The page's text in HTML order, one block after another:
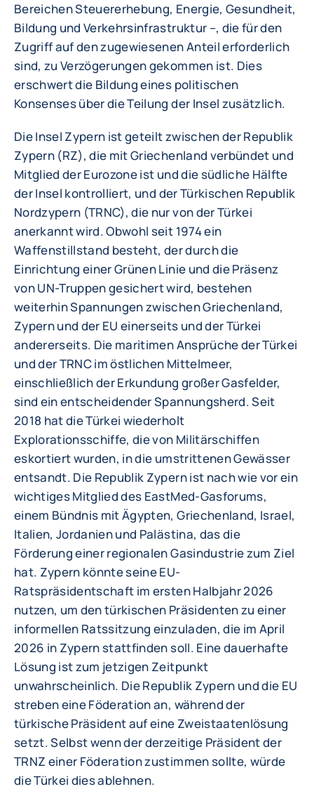
Bereichen Steuererhebung, Energie, Gesundheit,
Bildung und Verkehrsinfrastruktur –, die für den
Zugriff auf den zugewiesenen Anteil erforderlich
sind, zu Verzögerungen gekommen ist. Dies
erschwert die Bildung eines politischen
Konsenses über die Teilung der Insel zusätzlich.
Die Insel Zypern ist geteilt zwischen der Republik
Zypern (RZ), die mit Griechenland verbündet und
Mitglied der Eurozone ist und die südliche Hälfte
der Insel kontrolliert, und der Türkischen Republik
Nordzypern (TRNC), die nur von der Türkei
anerkannt wird. Obwohl seit 1974 ein
Waffenstillstand besteht, der durch die
Einrichtung einer Grünen Linie und die Präsenz
von UN-Truppen gesichert wird, bestehen
weiterhin Spannungen zwischen Griechenland,
Zypern und der EU einerseits und der Türkei
andererseits. Die maritimen Ansprüche der Türkei
und der TRNC im östlichen Mittelmeer,
einschließlich der Erkundung großer Gasfelder,
sind ein entscheidender Spannungsherd. Seit
2018 hat die Türkei wiederholt
Explorationsschiffe, die von Militärschiffen
eskortiert wurden, in die umstrittenen Gewässer
entsandt. Die Republik Zypern ist nach wie vor ein
wichtiges Mitglied des EastMed-Gasforums,
einem Bündnis mit Ägypten, Griechenland, Israel,
Italien, Jordanien und Palästina, das die
Förderung einer regionalen Gasindustrie zum Ziel
hat. Zypern könnte seine EU-
Ratspräsidentschaft im ersten Halbjahr 2026
nutzen, um den türkischen Präsidenten zu einer
informellen Ratssitzung einzuladen, die im April
2026 in Zypern stattfinden soll. Eine dauerhafte
Lösung ist zum jetzigen Zeitpunkt
unwahrscheinlich. Die Republik Zypern und die EU
streben eine Föderation an, während der
türkische Präsident auf eine Zweistaatenlösung
setzt. Selbst wenn der derzeitige Präsident der
TRNZ einer Föderation zustimmen sollte, würde
die Türkei dies ablehnen.